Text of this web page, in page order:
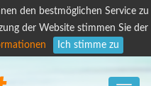
den bestmöglichen Service zu
der Website stimmen Sie der
Ich stimme zu